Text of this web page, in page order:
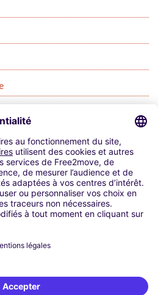
à l'international